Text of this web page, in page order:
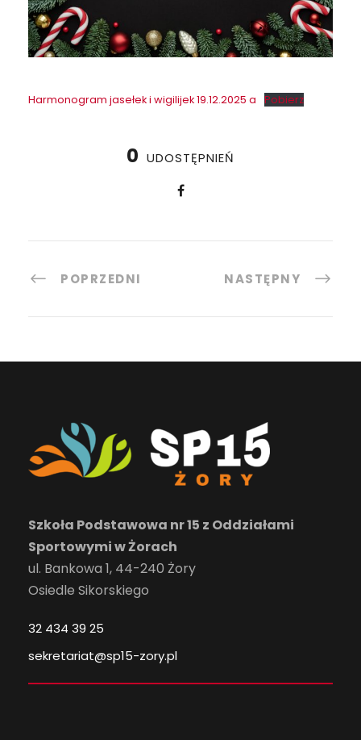
Harmonogram jasełek i wigilijek 19.12.2025 a Pobierz
0 UDOSTĘPNIEŃ
POPRZEDNI NASTĘPNY
Szkoła Podstawowa nr 15 z Oddziałami
Sportowymi w Żorach
ul. Bankowa 1, 44-240 Żory
Osiedle Sikorskiego
32 434 39 25
sekretariat@sp15-zory.pl